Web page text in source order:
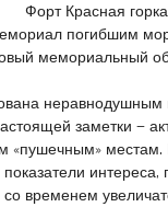
Форт Красная горка
погибшим
мемориальный
неравнодушным
заметки —
«пушечным»
со временем